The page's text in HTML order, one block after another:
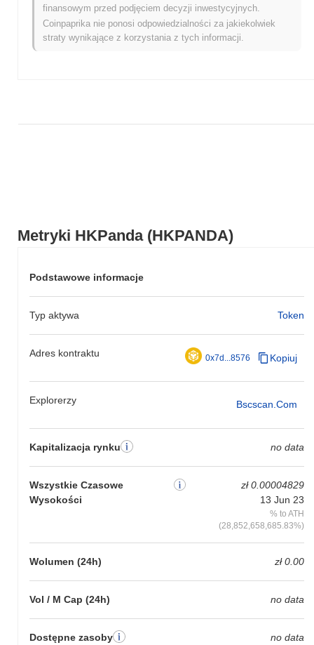
Metryki HKPanda (HKPANDA)
Podstawowe informacje
Typ aktywa Token
Adres kontraktu 0x7d...8576 Kopiuj
Explorerzy Bscscan.com
Kapitalizacja rynku no data
Wszystkie Czasowe
Wysokości
zł 0.00004829
13 Jun 23
% to ATH
(28,852,658,685.83%)
Wolumen (24h) zł 0.00
Vol / M Cap (24h) no data
Dostępne zasoby
no data
W ciągu ostatnich 7 dni HKPanda zyskał0.00%, przewyższając
ogólny rynek kryptowalut który odnotował spadek o0.49%.
Wskazuje to na silną wydajność akcji cenowej HKPANDA w
stosunku do szerszego impulsu rynkowego.
finansowym przed podjęciem decyzji inwestycyjnych.
Coinpaprika nie ponosi odpowiedzialności za jakiekolwiek
straty wynikające z korzystania z tych informacji.